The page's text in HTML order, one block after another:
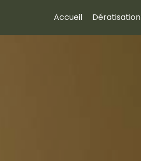
Accueil Dératisation